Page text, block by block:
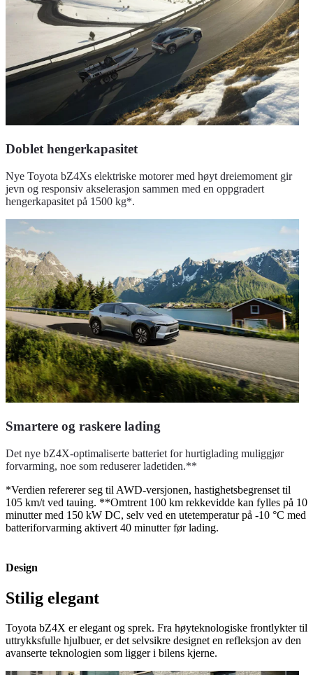
Doblet hengerkapasitet
Nye Toyota bZ4Xs elektriske motorer med høyt dreiemoment gir
jevn og responsiv akselerasjon sammen med en oppgradert
hengerkapasitet på 1500 kg*.
Smartere og raskere lading
Det nye bZ4X-optimaliserte batteriet for hurtiglading muliggjør
forvarming, noe som reduserer ladetiden.**
*Verdien refererer seg til AWD-versjonen, hastighetsbegrenset til
105 km/t ved tauing. **Omtrent 100 km rekkevidde kan fylles på 10
minutter med 150 kW DC, selv ved en utetemperatur på -10 °C med
batteriforvarming aktivert 40 minutter før lading.
Design
Stilig elegant
Toyota bZ4X er elegant og sprek. Fra høyteknologiske frontlykter til
uttrykksfulle hjulbuer, er det selvsikre designet en refleksjon av den
avanserte teknologien som ligger i bilens kjerne.